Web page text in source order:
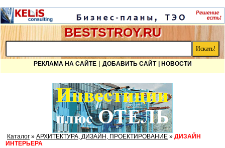
BESTSTROY.RU
РЕКЛАМА НА САЙТЕ| ДОБАВИТЬ САЙТ | НОВОСТИ
Каталог » АРХИТЕКТУРА, ДИЗАЙН, ПРОЕКТИРОВАНИЕ » ДИЗАЙН
ИНТЕРЬЕРА